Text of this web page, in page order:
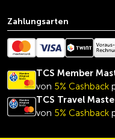
Zahlungsarten
TCS Member
von 5% Cashback
TCS Travel
von 5% Cashback